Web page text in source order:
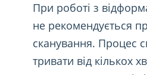
При роботі з
не рекомендується
сканування. Процес
тривати від кількох